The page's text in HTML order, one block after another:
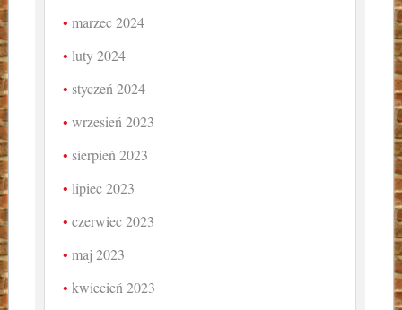
marzec 2024
luty 2024
styczeń 2024
wrzesień 2023
sierpień 2023
lipiec 2023
czerwiec 2023
maj 2023
kwiecień 2023